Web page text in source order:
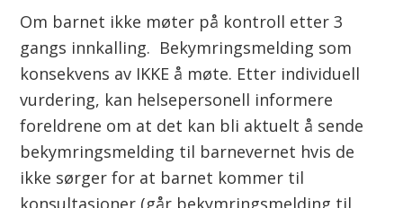
Om barnet ikke møter på kontroll etter 3
gangs innkalling. Bekymringsmelding som
konsekvens av IKKE å møte. Etter individuell
vurdering, kan helsepersonell informere
foreldrene om at det kan bli aktuelt å sende
bekymringsmelding til barnevernet hvis de
ikke sørger for at barnet kommer til
konsultasjoner (går bekymringsmelding til